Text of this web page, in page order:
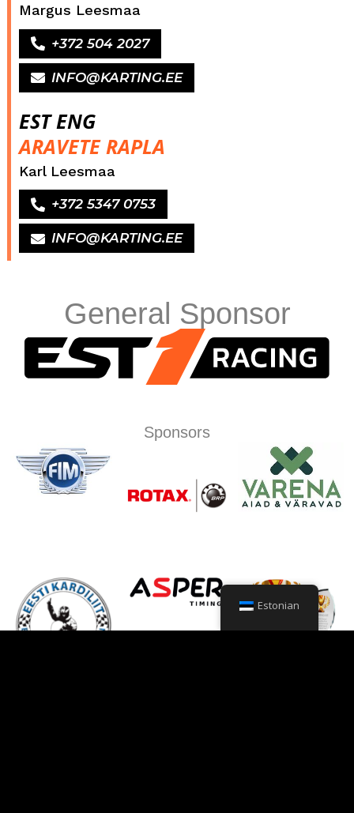
Margus Leesmaa
+372 504 2027
INFO@KARTING.EE
EST ENG
ARAVETE RAPLA
Karl Leesmaa
+372 5347 0753
INFO@KARTING.EE
General Sponsor
Sponsors
Estonian